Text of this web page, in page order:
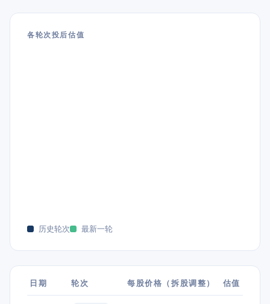
各轮次投后估值
历史轮次 最新一轮
日期 轮次 每股价格（拆股调整） 估值